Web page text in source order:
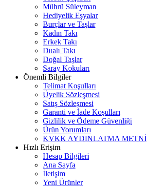
Mührü Süleyman
Hediyelik Eşyalar
Burçlar ve Taşlar
Kadın Takı
Erkek Takı
Dualı Takı
Doğal Taşlar
Saray Kokuları
Önemli Bilgiler
Telimat Koşulları
Üyelik Sözleşmesi
Satış Sözleşmesi
Garanti ve İade Koşulları
Gizlilik ve Ödeme Güvenliği
Ürün Yorumları
KVKK AYDINLATMA METNİ
Hızlı Erişim
Hesap Bilgileri
Ana Sayfa
İletişim
Yeni Ürünler